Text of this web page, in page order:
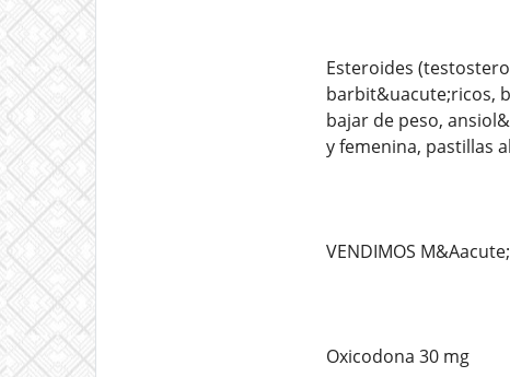
Esteroides
barbit&uacute;ricos,
bajar de peso,
y femenina, pastillas
VENDIMOS
Oxicodona 30 mg